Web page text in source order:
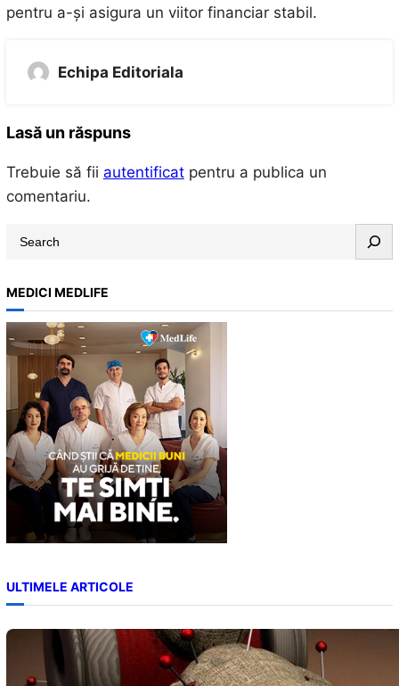
pentru a-și asigura un viitor financiar stabil.
Echipa Editoriala
Lasă un răspuns
Trebuie să fii autentificatpentru a publica un
comentariu.
r
c
h
MEDICI MEDLIFE
ULTIMELE ARTICOLE